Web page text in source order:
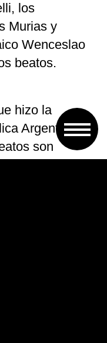
los
Murias y
Wenceslao
beatos.
hizo la
Argentina
son